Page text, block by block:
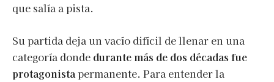
que salía a pista.
Su partida deja un vacío difícil de llenar en una
categoría donde durante más de dos décadas fue
protagonistapermanente. Para entender la